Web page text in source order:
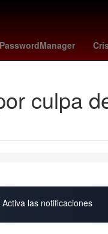
PasswordManager
El Paso
culpa
las notificaciones